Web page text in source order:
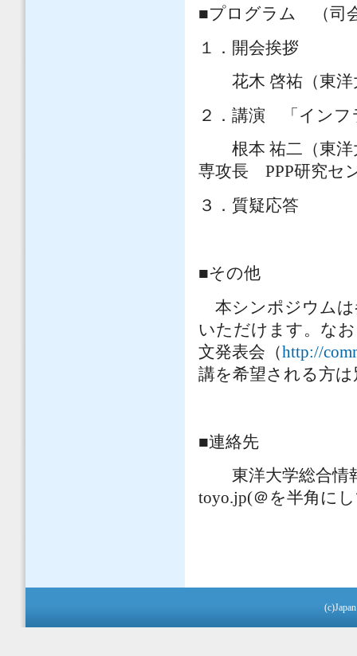
■プログラム （司
１．開会挨拶
花木 啓祐（東洋
２．講演 「インフ
根本 祐二（東洋
専攻長 PPP研究セ
３．質疑応答
■その他
本シンポジウムは
いただけます。な
文発表会（http://
講を希望される方
■連絡先
東洋大学総合情
toyo.jp(＠を半角に